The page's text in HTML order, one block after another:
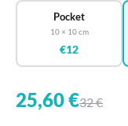
Pocket
10 × 10 cm
€12
25,60 €32 €